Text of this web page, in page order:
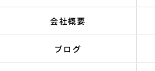
会社概要
ブログ